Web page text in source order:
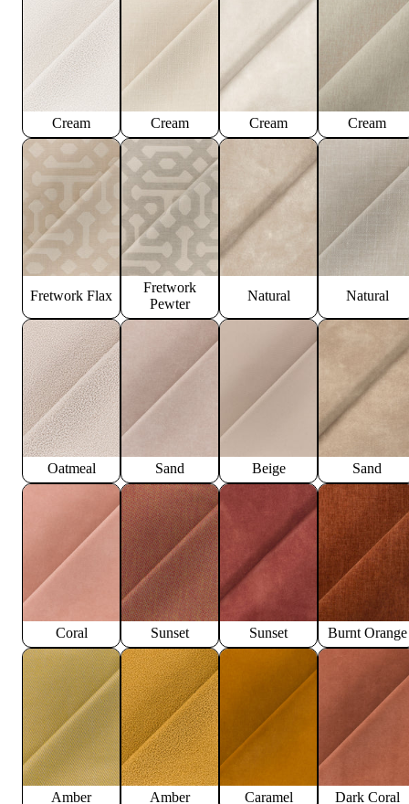
Cream Cream Cream Cream
Fretwork Flax
Fretwork
Pewter
Natural Natural
Oatmeal Sand Beige Sand
Coral Sunset Sunset Burnt Orange
Amber Amber Caramel Dark Coral